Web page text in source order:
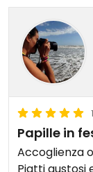
Papille in
Accoglienza
Piatti gustosi